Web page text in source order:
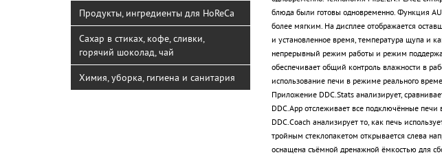
Продукты, ингредиенты для HoReCa
Сахар в стиках, кофе, сливки,
горячий шоколад, чай
Химия, уборка, гигиена и санитария
блюда были готовы одновременно. Функция
более мягким. На дисплее отображается
и установленное время, температура щупа и
непрерывный режим работы и режим
обеспечивает общий контроль влажности в
использование печи в режиме реального
Приложение DDC.Stats анализирует,
DDC.App отслеживает все подключённые
DDC.Coach анализирует то, как печь
тройным стеклопакетом открывается слева
оснащена съёмной дренажной ёмкостью для